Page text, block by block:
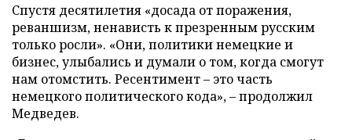
Спустя десятилетия «досада от поражения,
реваншизм, ненависть к презренным русским
только росли». «Они, политики немецкие и
бизнес, улыбались и думали о том, когда смогут
нам отомстить. Ресентимент – это часть
немецкого политического кода», – продолжил
Медведев.